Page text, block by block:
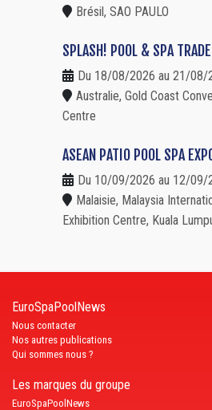
Brésil, SAO PAULO
SPLASH! POOL & SPA
Du 18/08/2026 au 21/08/
Australie, Gold Coast
Centre
ASEAN PATIO POOL SPA
Du 10/09/2026 au 12/09/
Malaisie, Malaysia
Exhibition Centre, Kuala
EuroSpaPoolNews
Nous contacter
Nos autres publications
Qui sommes nous ?
Les marques du groupe
EuroSpaPoolNews